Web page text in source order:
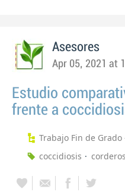
Asesores
Apr 05, 2021 at
Estudio
frente a
Trabajo Fin de
coccidiosis
corderos